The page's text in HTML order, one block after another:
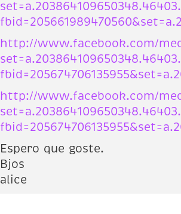
http://www.facebook.com/
http://www.facebook.com/
Espero que goste.
Bjos
alice